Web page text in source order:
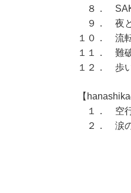
８．
９． 夜
１０． 流
１１．
１２． 歩
【
１． 空
２． 涙